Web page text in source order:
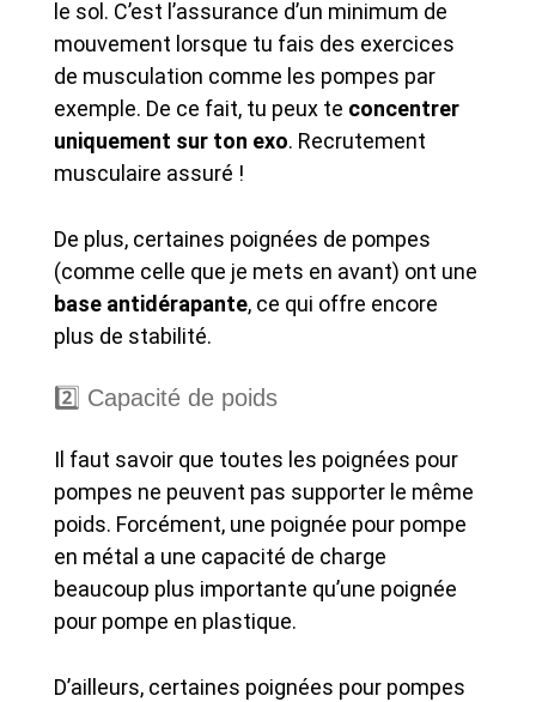
le sol. C’est l’assurance d’un minimum de
mouvement lorsque tu fais des exercices
de musculation comme les pompes par
exemple. De ce fait, tu peux te concentrer
uniquement sur ton exo. Recrutement
musculaire assuré !
De plus, certaines poignées de pompes
(comme celle que je mets en avant) ont une
base antidérapante, ce qui offre encore
plus de stabilité.
2️⃣ Capacité de poids
Il faut savoir que toutes les poignées pour
pompes ne peuvent pas supporter le même
poids. Forcément, une poignée pour pompe
en métal a une capacité de charge
beaucoup plus importante qu’une poignée
pour pompe en plastique.
D’ailleurs, certaines poignées pour pompes